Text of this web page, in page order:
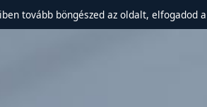
tovább böngészed az oldalt, elfogadod